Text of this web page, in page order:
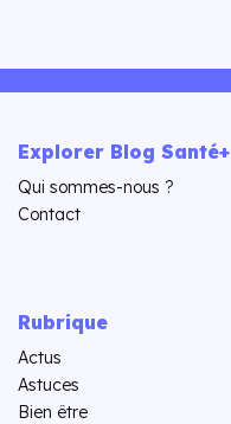
Explorer Blog Santé+
Qui sommes-nous ?
Contact
Rubrique
Actus
Astuces
Bien être